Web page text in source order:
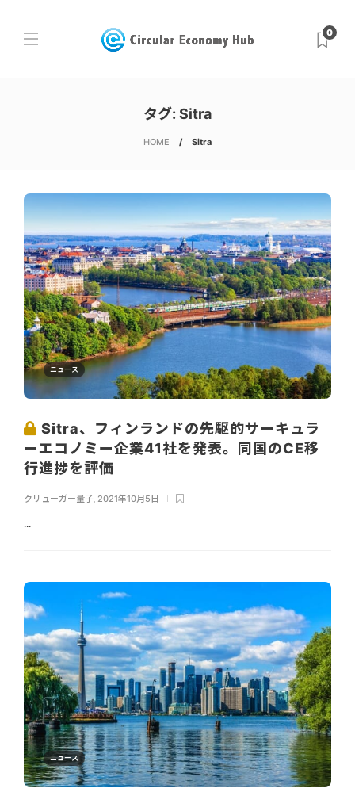
0
タグ: Sitra
HOME Sitra
ニュース
Sitra、フィンランドの先駆的サーキュラ
ーエコノミー企業41社を発表。同国のCE移
行進捗を評価
クリューガー量子 2021年10月5日
...
ニュース